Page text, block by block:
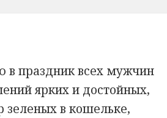
в праздник всех мужчин
ярких и достойных,
зеленых в кошельке,